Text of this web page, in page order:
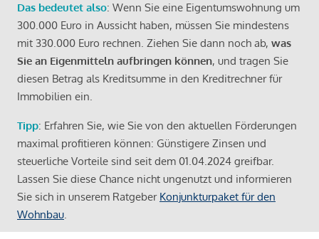
Das bedeutet also: Wenn Sie eine Eigentumswohnung um
300.000 Euro in Aussicht haben, müssen Sie mindestens
mit 330.000 Euro rechnen. Ziehen Sie dann noch ab, was
Sie an Eigenmitteln aufbringen können, und tragen Sie
diesen Betrag als Kreditsumme in den Kreditrechner für
Immobilien ein.
Tipp: Erfahren Sie, wie Sie von den aktuellen Förderungen
maximal profitieren können: Günstigere Zinsen und
steuerliche Vorteile sind seit dem 01.04.2024 greifbar.
Lassen Sie diese Chance nicht ungenutzt und informieren
Sie sich in unserem Ratgeber Konjunkturpaket für den
Wohnbau.